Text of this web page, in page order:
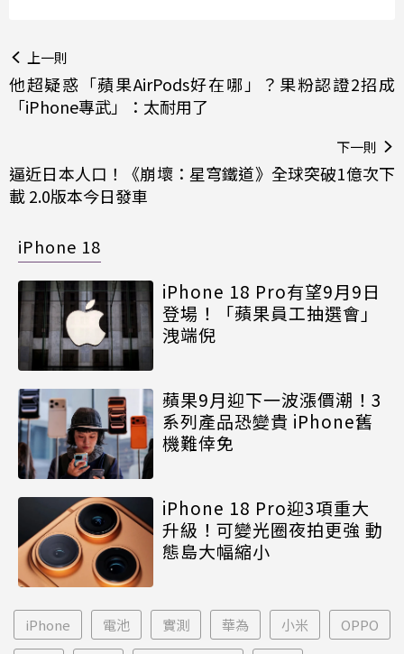
上一則
他超疑惑「蘋果AirPods好在哪」？果粉認證2招成
「iPhone專武」：太耐用了
下一則
逼近日本人口！《崩壞：星穹鐵道》全球突破1億次下
載 2.0版本今日發車
iPhone 18
iPhone 18 Pro有望9月9日
登場！「蘋果員工抽選會」
洩端倪
蘋果9月迎下一波漲價潮！3
系列產品恐變貴 iPhone舊
機難倖免
iPhone 18 Pro迎3項重大
升級！可變光圈夜拍更強 動
態島大幅縮小
iPhone 電池 實測 華為 小米 OPPO